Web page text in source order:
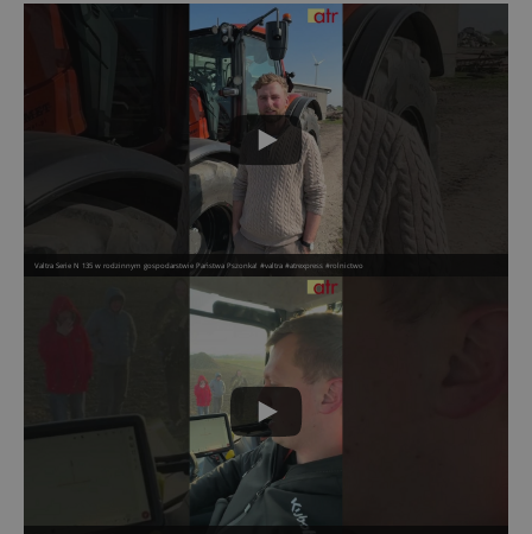
Valtra Serie N 135 w rodzinnym gospodarstwie Państwa Pszonka! #valtra #atrexpress #rolnictwo